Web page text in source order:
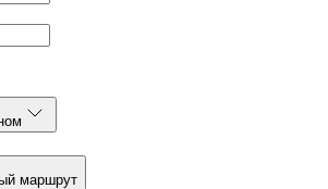
маршрут